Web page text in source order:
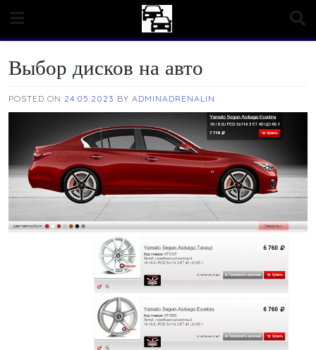
content
Выбор дисков на авто
POSTED ON 24.05.2023 BY ADMINADRENALIN